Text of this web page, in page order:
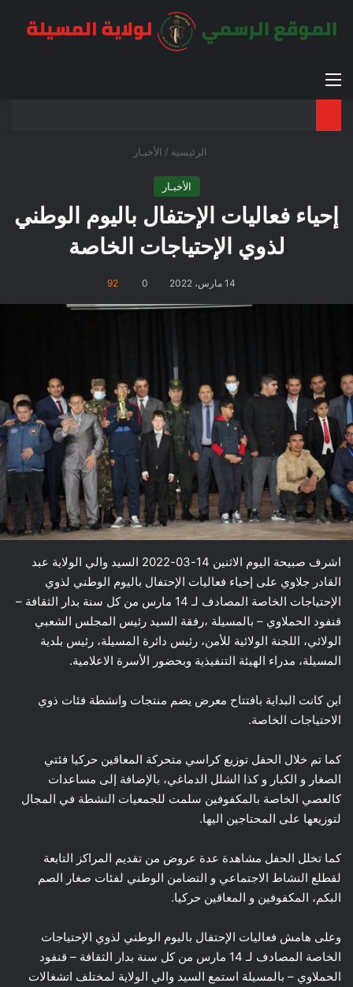
القائمة
الرئيسية / الأخبـار
الأخبـار
إحياء فعاليات الإحتفال باليوم الوطني
لذوي الإحتياجات الخاصة
14 مارس، 2022 0
92
اشرف صبيحة اليوم الاثنين 14-03-2022 السيد والي الولاية عبد
القادر جلاوي على إحياء فعاليات الإحتفال باليوم الوطني لذوي
الإحتياجات الخاصة المصادف لـ 14 مارس من كل سنة بدار الثقافة –
قنفود الحملاوي – بالمسيلة ،رفقة السيد رئيس المجلس الشعبي
الولائي، اللجنة الولائية للأمن، رئيس دائرة المسيلة، رئيس بلدية
المسيلة، مدراء الهيئة التنفيذية وبحضور الأسرة الاعلامية.
اين كانت البداية بافتتاح معرض يضم منتجات وانشطة فئات ذوي
الاحتياجات الخاصة.
كما تم خلال الحفل توزيع كراسي متحركة المعاقين حركيا فئتي
الصغار و الكبار و كذا الشلل الدماغي، بالإضافة إلى مساعدات
كالعصي الخاصة بالمكفوفين سلمت للجمعيات النشطة في المجال
لتوزيعها على المحتاجين اليها.
كما تخلل الحفل مشاهدة عدة عروض من تقديم المراكز التابعة
لقطلع النشاط الاجتماعي و التضامن الوطني لفئات صغار الصم
البكم، المكفوفين و المعاقين حركيا.
وعلى هامش فعاليات الإحتفال باليوم الوطني لذوي الإحتياجات
الخاصة المصادف لـ 14 مارس من كل سنة بدار الثقافة – قنفود
الحملاوي – بالمسيلة استمع السيد والي الولاية لمختلف اتشغالات